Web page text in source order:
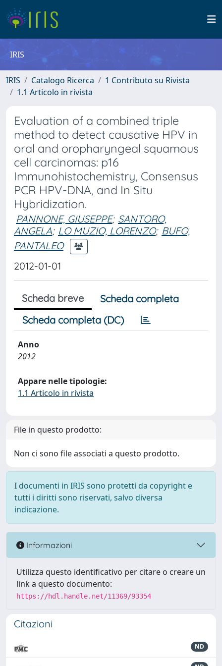
IRIS
IRIS Catalogo Ricerca
1 Contributo su Rivista
1.1 Articolo in rivista
Evaluation of a combined triple
method to detect causative HPV in
oral and oropharyngeal squamous
cell carcinomas: p16
Immunohistochemistry, Consensus
PCR HPV-DNA, and In Situ
Hybridization.
PANNONE, GIUSEPPE; SANTORO,
ANGELA; LO MUZIO, LORENZO; BUFO,
PANTALEO
2012-01-01
Scheda breve
Scheda completa
Scheda completa (DC)
Anno
2012
Appare nelle tipologie:
1.1 Articolo in rivista
File in questo prodotto:
Non ci sono file associati a questo prodotto.
I documenti in IRIS sono protetti da copyright e
tutti i diritti sono riservati, salvo diversa
indicazione.
Informazioni
Utilizza questo identificativo per citare o creare un
link a questo documento:
https://hdl.handle.net/11369/93354
Citazioni
ND